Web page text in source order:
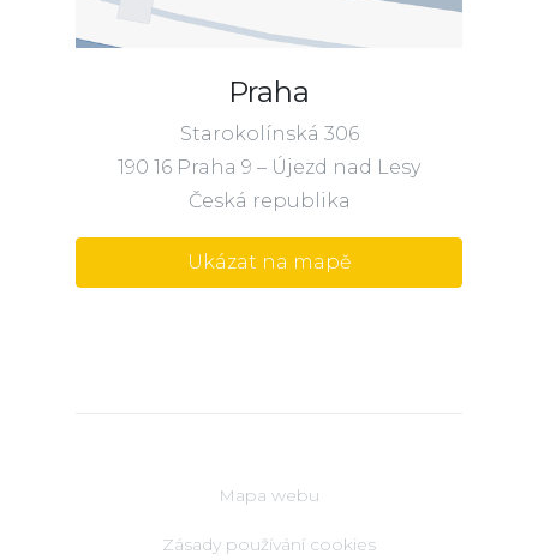
Praha
Starokolínská 306
190 16 Praha 9 – Újezd nad Lesy
Česká republika
Ukázat na mapě
Mapa webu
Zásady používání cookies